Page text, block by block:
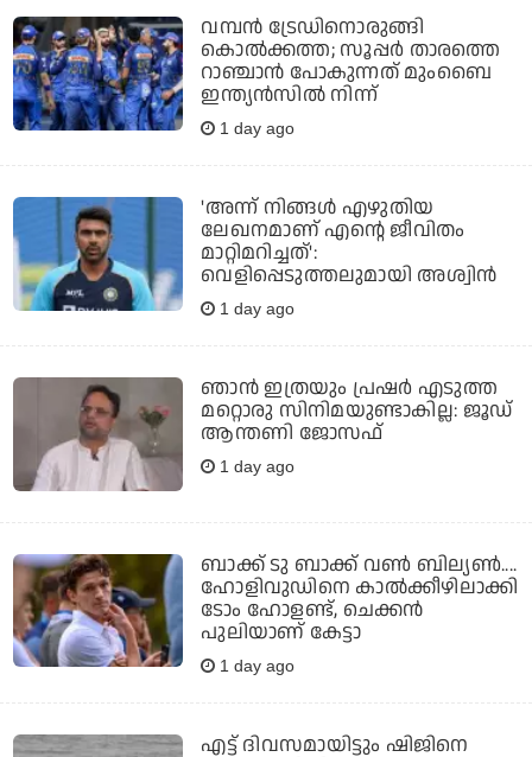
വമ്പന്‍ ട്രേഡിനൊരുങ്ങി
കൊല്‍ക്കത്ത; സൂപ്പര്‍ താരത്തെ
റാഞ്ചാന്‍ പോകുന്നത് മുംബൈ
ഇന്ത്യന്‍സില്‍ നിന്ന്
1 day ago
'അന്ന് നിങ്ങള്‍ എഴുതിയ
ലേഖനമാണ് എന്റെ ജീവിതം
മാറ്റിമറിച്ചത്':
വെളിപ്പെടുത്തലുമായി അശ്വിന്‍
1 day ago
ഞാന്‍ ഇത്രയും പ്രഷര്‍ എടുത്ത
മറ്റൊരു സിനിമയുണ്ടാകില്ല: ജൂഡ്
ആന്തണി ജോസഫ്
1 day ago
ബാക്ക് ടു ബാക്ക് വണ്‍ ബില്യണ്‍....
ഹോളിവുഡിനെ കാല്‍ക്കീഴിലാക്കി
ടോം ഹോളണ്ട്, ചെക്കന്‍
പുലിയാണ് കേട്ടാ
1 day ago
എട്ട് ദിവസമായിട്ടും ഷിജിനെ